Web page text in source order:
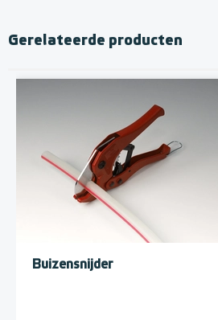
Gerelateerde producten
Buizensnijder